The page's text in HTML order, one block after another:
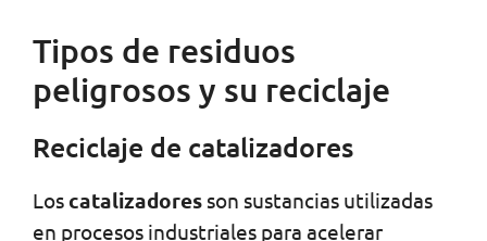
Tipos de residuos
peligrosos y su reciclaje
Reciclaje de catalizadores
Loscatalizadores son sustancias utilizadas
en procesos industriales para acelerar